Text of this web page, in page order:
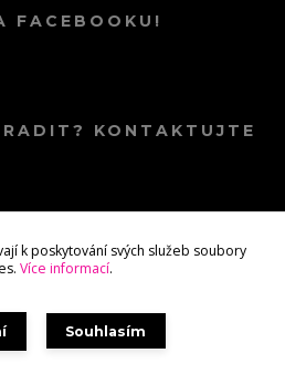
FACEBOOKU!
KONTAKTUJTE
k poskytování svých služeb soubory
Více informací.
Souhlasím